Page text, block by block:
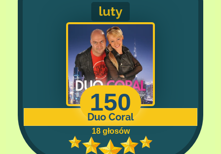
luty
150
Duo Coral
18 głosów